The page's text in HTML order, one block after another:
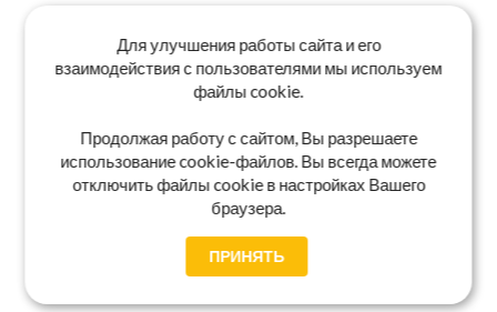
Для улучшения работы сайта и его
взаимодействия с пользователями мы используем
файлы cookie.
Продолжая работу с сайтом, Вы разрешаете
использование cookie-файлов. Вы всегда можете
отключить файлы cookie в настройках Вашего
браузера.
ПРИНЯТЬ